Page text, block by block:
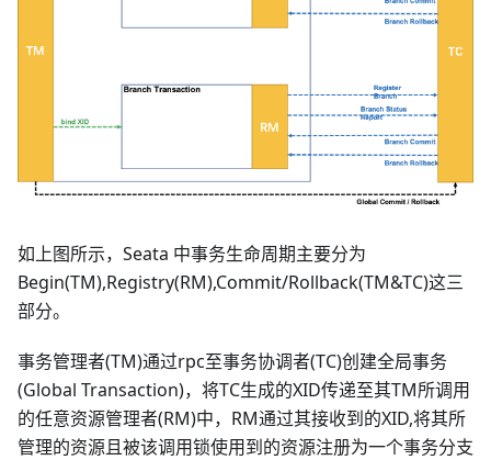
如上图所示，Seata 中事务生命周期主要分为
Begin(TM),Registry(RM),Commit/Rollback(TM&TC)这三
部分。
事务管理者(TM)通过rpc至事务协调者(TC)创建全局事务
(Global Transaction)，将TC生成的XID传递至其TM所调用
的任意资源管理者(RM)中，RM通过其接收到的XID,将其所
管理的资源且被该调用锁使用到的资源注册为一个事务分支